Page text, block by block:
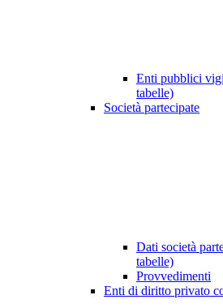
Enti pubblici
tabelle)
Società partecipate
Dati società
tabelle)
Provvedimenti
Enti di diritto privato